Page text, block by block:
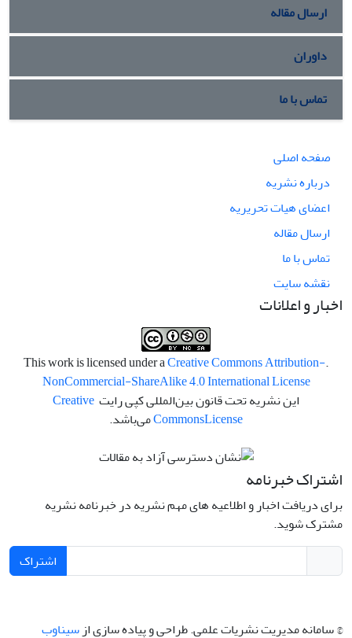
ارسال مقاله
داوران
تماس با ما
صفحه اصلی
درباره نشریه
اعضای هیات تحریریه
ارسال مقاله
تماس با ما
نقشه سایت
اخبار و اعلانات
.This work is licensed under a
Creative Commons Attribution-
NonCommercial-ShareAlike 4.0 International License
این نشریه تحت قانون بین‌المللی کپی رایت Creative
CommonsLicense می‌باشد.
اشتراک خبرنامه
برای دریافت اخبار و اطلاعیه های مهم نشریه در خبرنامه نشریه
مشترک شوید.
اشتراک
© سامانه مدیریت نشریات علمی.طراحی و پیاده سازی ازسیناوب